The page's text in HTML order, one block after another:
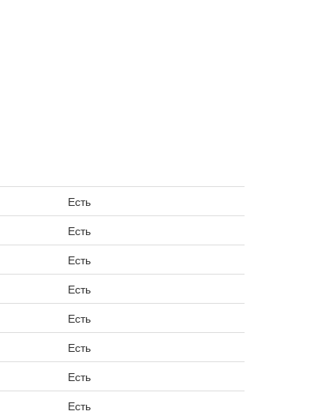
Есть
Есть
Есть
Есть
Есть
Есть
Есть
Есть